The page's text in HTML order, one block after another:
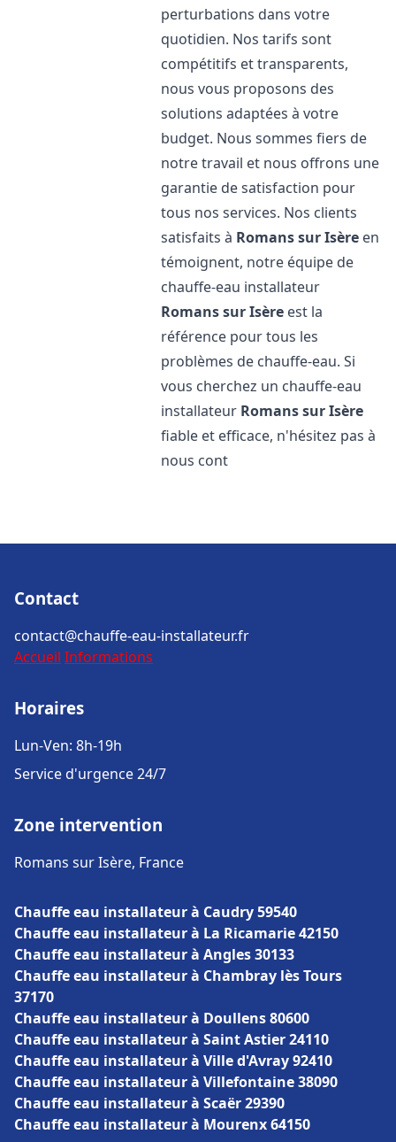
perturbations dans votre
quotidien. Nos tarifs sont
compétitifs et transparents,
nous vous proposons des
solutions adaptées à votre
budget. Nous sommes fiers de
notre travail et nous offrons une
garantie de satisfaction pour
tous nos services. Nos clients
satisfaits à Romans sur Isère en
témoignent, notre équipe de
chauffe-eau installateur
Romans sur Isère est la
référence pour tous les
problèmes de chauffe-eau. Si
vous cherchez un chauffe-eau
installateur Romans sur Isère
fiable et efficace, n'hésitez pas à
nous cont
Contact
contact@chauffe-eau-installateur.fr
Accueil Informations
Horaires
Lun-Ven: 8h-19h
Service d'urgence 24/7
Zone intervention
Romans sur Isère, France
Chauffe eau installateur à Caudry 59540
Chauffe eau installateur à La Ricamarie 42150
Chauffe eau installateur à Angles 30133
Chauffe eau installateur à Chambray lès Tours
37170
Chauffe eau installateur à Doullens 80600
Chauffe eau installateur à Saint Astier 24110
Chauffe eau installateur à Ville d'Avray 92410
Chauffe eau installateur à Villefontaine 38090
Chauffe eau installateur à Scaër 29390
Chauffe eau installateur à Mourenx 64150